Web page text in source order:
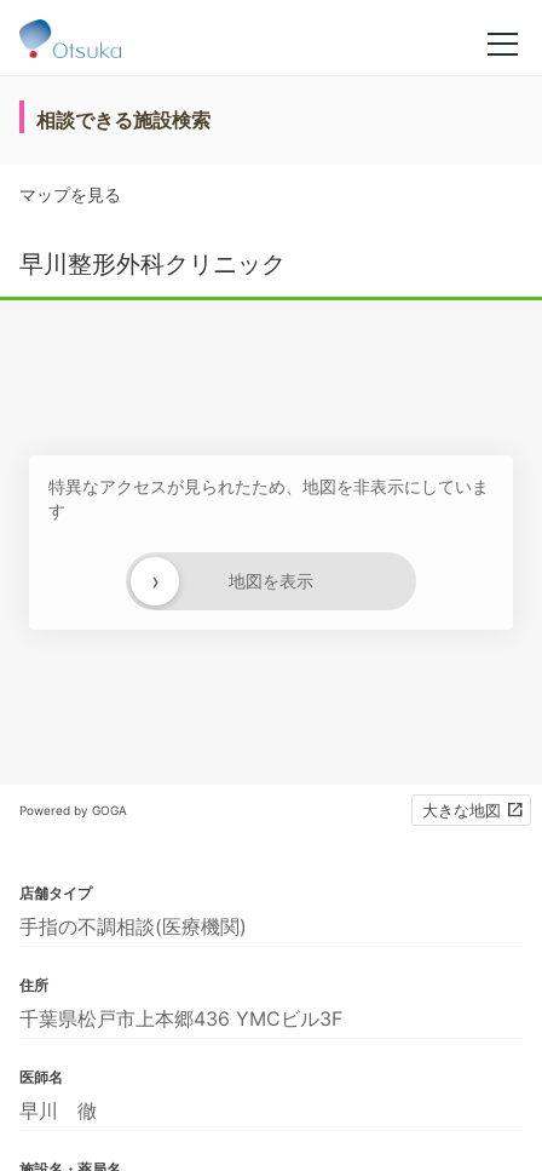
相談できる施設検索
マップを見る
早川整形外科クリニック
特異なアクセスが見られたため、地図を非表示にしていま
す
地図を表示
›
Powered by GOGA 大きな地図
店舗タイプ
手指の不調相談(医療機関)
住所
千葉県松戸市上本郷436 YMCビル3F
医師名
早川 徹